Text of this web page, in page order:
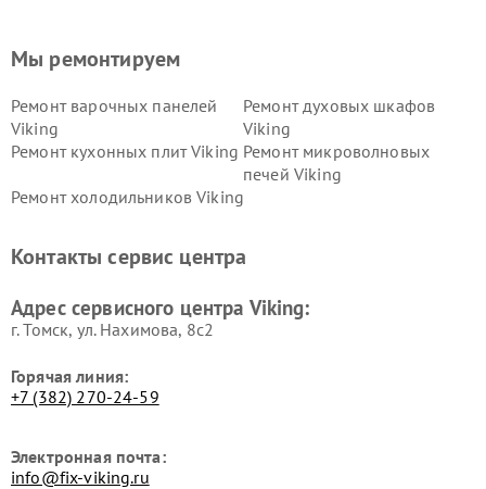
Мы ремонтируем
Ремонт варочных панелей
Viking
Ремонт духовых шкафов
Viking
Ремонт кухонных плит Viking Ремонт микроволновых
печей Viking
Ремонт холодильников Viking
Контакты сервис центра
Адрес сервисного центра Viking:
г. Томск, ул. Нахимова, 8с2
Горячая линия:
+7 (382) 270-24-59
Электронная почта:
info@fix-viking.ru